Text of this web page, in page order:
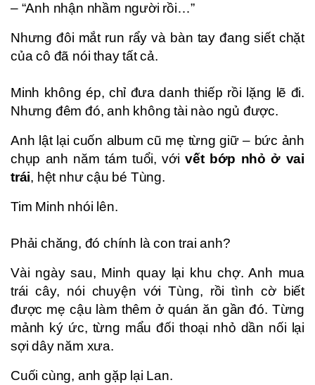
– “Anh nhận nhầm người rồi…”
Nhưng đôi mắt run rẩy và bàn tay đang siết chặt
của cô đã nói thay tất cả.
Minh không ép, chỉ đưa danh thiếp rồi lặng lẽ đi.
Nhưng đêm đó, anh không tài nào ngủ được.
Anh lật lại cuốn album cũ mẹ từng giữ – bức ảnh
chụp anh năm tám tuổi, vớivết bớp nhỏ ở vai
trái, hệt như cậu bé Tùng.
Tim Minh nhói lên.
Phải chăng, đó chính là con trai anh?
Vài ngày sau, Minh quay lại khu chợ. Anh mua
trái cây, nói chuyện với Tùng, rồi tình cờ biết
được mẹ cậu làm thêm ở quán ăn gần đó. Từng
mảnh ký ức, từng mẩu đối thoại nhỏ dần nối lại
sợi dây năm xưa.
Cuối cùng, anh gặp lại Lan.